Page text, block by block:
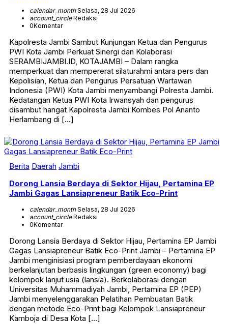
calendar_monthSelasa, 28 Jul 2026
account_circleRedaksi
0Komentar
Kapolresta Jambi Sambut Kunjungan Ketua dan Pengurus
PWI Kota Jambi Perkuat Sinergi dan Kolaborasi
SERAMBIJAMBI.ID, KOTAJAMBI – Dalam rangka
memperkuat dan mempererat silaturahmi antara pers dan
Kepolisian, Ketua dan Pengurus Persatuan Wartawan
Indonesia (PWI) Kota Jambi menyambangi Polresta Jambi.
Kedatangan Ketua PWI Kota Irwansyah dan pengurus
disambut hangat Kapolresta Jambi Kombes Pol Ananto
Herlambang di […]
Berita Daerah Jambi
Dorong Lansia Berdaya di Sektor Hijau, Pertamina EP
Jambi Gagas Lansiapreneur Batik Eco-Print
calendar_monthSelasa, 28 Jul 2026
account_circleRedaksi
0Komentar
Dorong Lansia Berdaya di Sektor Hijau, Pertamina EP Jambi
Gagas Lansiapreneur Batik Eco-Print Jambi – Pertamina EP
Jambi menginisiasi program pemberdayaan ekonomi
berkelanjutan berbasis lingkungan (green economy) bagi
kelompok lanjut usia (lansia). Berkolaborasi dengan
Universitas Muhammadiyah Jambi, Pertamina EP (PEP)
Jambi menyelenggarakan Pelatihan Pembuatan Batik
dengan metode Eco-Print bagi Kelompok Lansiapreneur
Kamboja di Desa Kota […]